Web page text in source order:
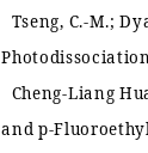
Tseng, C.-M.;
Cheng-Liang
and p-